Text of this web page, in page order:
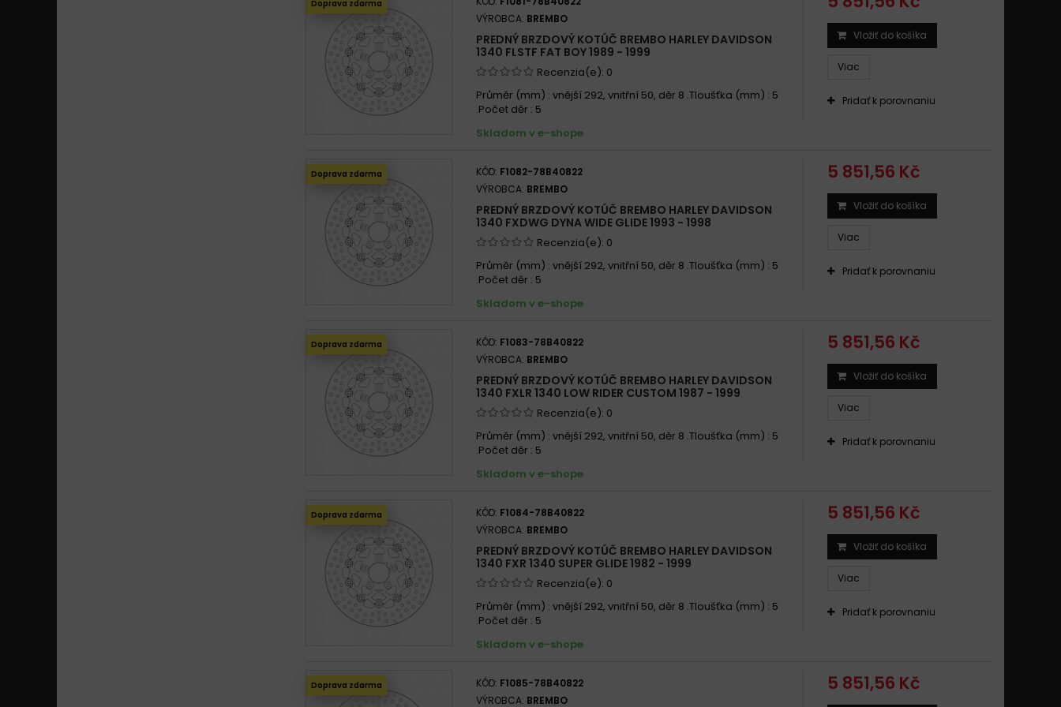
Doprava zdarma
VÝROBCA: BREMBO
PREDNÝ BRZDOVÝ KOTÚČ BREMBO HARLEY DAVIDSON
1340 FLSTF FAT BOY 1989 - 1999
Recenzia(e): 0
Průměr (mm) : vnější 292, vnitřní 50, děr 8 .Tloušťka (mm) : 5
.Počet děr : 5
Skladom v e-shope
Vložiť do košíka
Viac
Pridať k porovnaniu
Doprava zdarma KÓD: F1082-78B40822
VÝROBCA: BREMBO
PREDNÝ BRZDOVÝ KOTÚČ BREMBO HARLEY DAVIDSON
1340 FXDWG DYNA WIDE GLIDE 1993 - 1998
Recenzia(e): 0
Průměr (mm) : vnější 292, vnitřní 50, děr 8 .Tloušťka (mm) : 5
.Počet děr : 5
Skladom v e-shope
5 851,56 Kč
Vložiť do košíka
Viac
Pridať k porovnaniu
Doprava zdarma KÓD: F1083-78B40822
VÝROBCA: BREMBO
PREDNÝ BRZDOVÝ KOTÚČ BREMBO HARLEY DAVIDSON
1340 FXLR 1340 LOW RIDER CUSTOM 1987 - 1999
Recenzia(e): 0
Průměr (mm) : vnější 292, vnitřní 50, děr 8 .Tloušťka (mm) : 5
.Počet děr : 5
Skladom v e-shope
5 851,56 Kč
Vložiť do košíka
Viac
Pridať k porovnaniu
Doprava zdarma KÓD: F1084-78B40822
VÝROBCA: BREMBO
PREDNÝ BRZDOVÝ KOTÚČ BREMBO HARLEY DAVIDSON
1340 FXR 1340 SUPER GLIDE 1982 - 1999
Recenzia(e): 0
Průměr (mm) : vnější 292, vnitřní 50, děr 8 .Tloušťka (mm) : 5
.Počet děr : 5
Skladom v e-shope
5 851,56 Kč
Vložiť do košíka
Viac
Pridať k porovnaniu
Doprava zdarma KÓD: F1085-78B40822
VÝROBCA: BREMBO
5 851,56 Kč